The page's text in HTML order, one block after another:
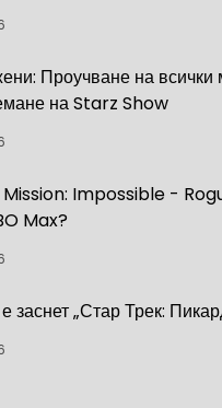
Проучване на всички
на Starz Show
Impossible -
Max?
заснет „Стар Трек: